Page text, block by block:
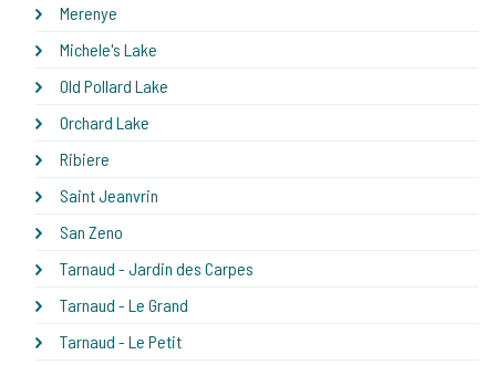
Merenye
Michele's Lake
Old Pollard Lake
Orchard Lake
Ribiere
Saint Jeanvrin
San Zeno
Tarnaud - Jardin des Carpes
Tarnaud - Le Grand
Tarnaud - Le Petit